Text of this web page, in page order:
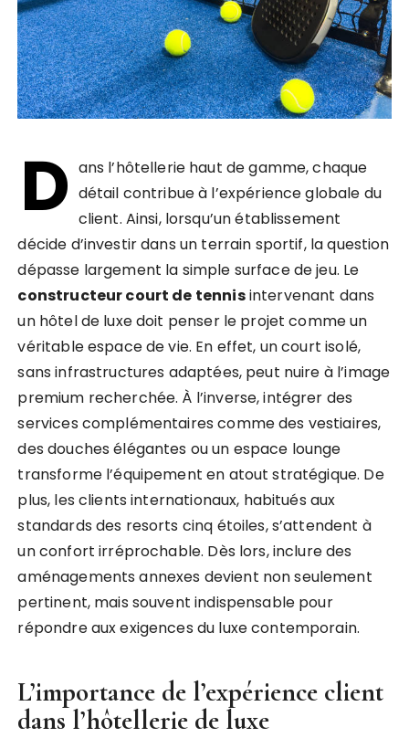
D ans l’hôtellerie haut de gamme, chaque
détail contribue à l’expérience globale du
client. Ainsi, lorsqu’un établissement
décide d’investir dans un terrain sportif, la question
dépasse largement la simple surface de jeu. Le
constructeur court de tennisintervenant dans
un hôtel de luxe doit penser le projet comme un
véritable espace de vie. En effet, un court isolé,
sans infrastructures adaptées, peut nuire à l’image
premium recherchée. À l’inverse, intégrer des
services complémentaires comme des vestiaires,
des douches élégantes ou un espace lounge
transforme l’équipement en atout stratégique. De
plus, les clients internationaux, habitués aux
standards des resorts cinq étoiles, s’attendent à
un confort irréprochable. Dès lors, inclure des
aménagements annexes devient non seulement
pertinent, mais souvent indispensable pour
répondre aux exigences du luxe contemporain.
L’importance de l’expérience client
dans l’hôtellerie de luxe